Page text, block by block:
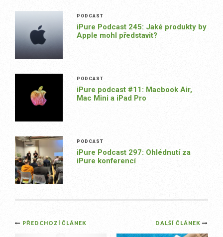
PODCAST
iPure Podcast 245: Jaké produkty by
Apple mohl představit?
PODCAST
iPure podcast #11: Macbook Air,
Mac Mini a iPad Pro
PODCAST
iPure Podcast 297: Ohlédnutí za
iPure konferencí
Post
DALŠÍ ČLÁNEK
PŘEDCHOZÍ ČLÁNEK